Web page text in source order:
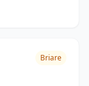
Briare